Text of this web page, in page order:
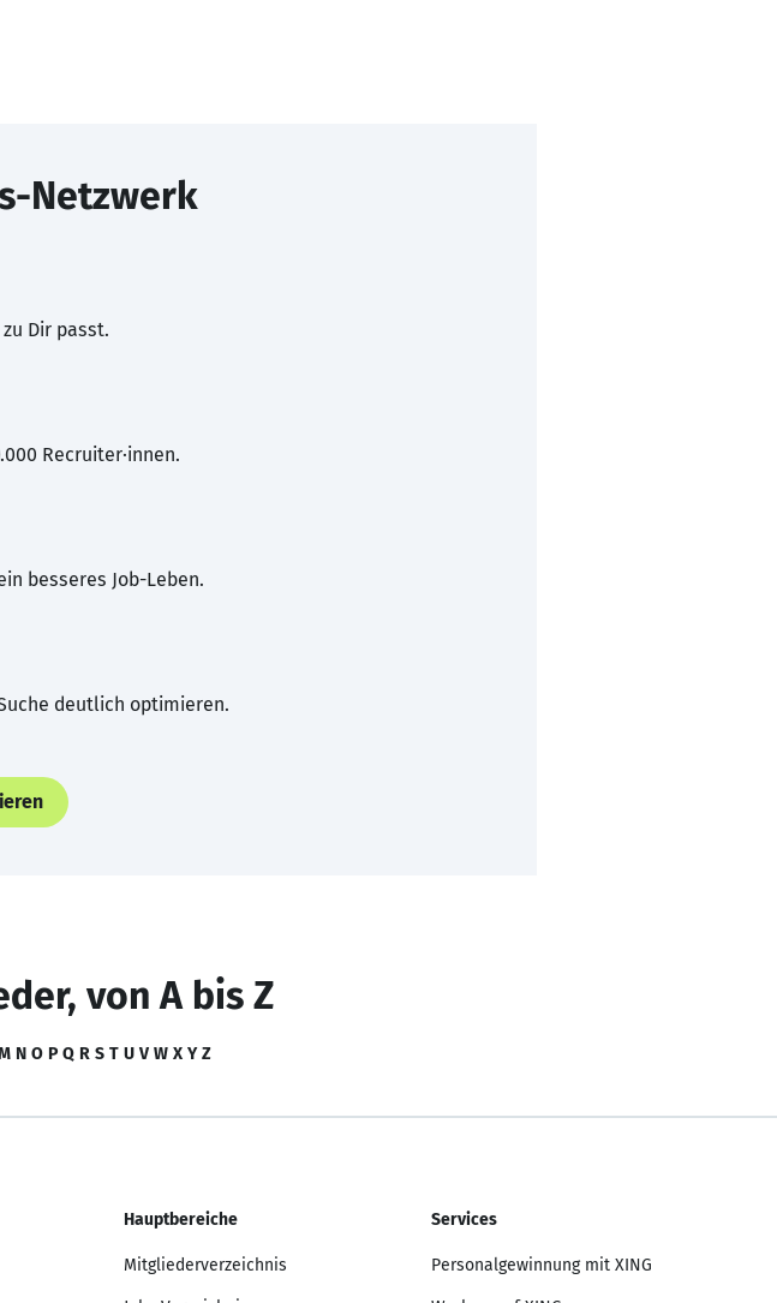
Netzwerk
Dir passt.
Recruiter·innen.
besseres Job-Leben.
deutlich optimieren.
von A bis Z
N O P Q R S T U V W X Y Z
Hauptbereiche
Mitgliederverzeichnis
Services
Personalgewinnung mit XING